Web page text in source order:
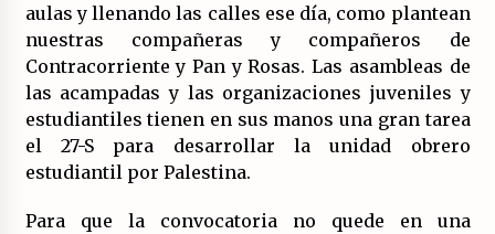
aulas y llenando las calles ese día, como plantean
nuestras compañeras y compañeros de
Contracorriente y Pan y Rosas. Las asambleas de
las acampadas y las organizaciones juveniles y
estudiantiles tienen en sus manos una gran tarea
el 27-S para desarrollar la unidad obrero
estudiantil por Palestina.
Para que la convocatoria no quede en una